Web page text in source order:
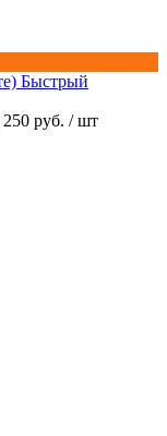
Быстрый
250 руб. / шт